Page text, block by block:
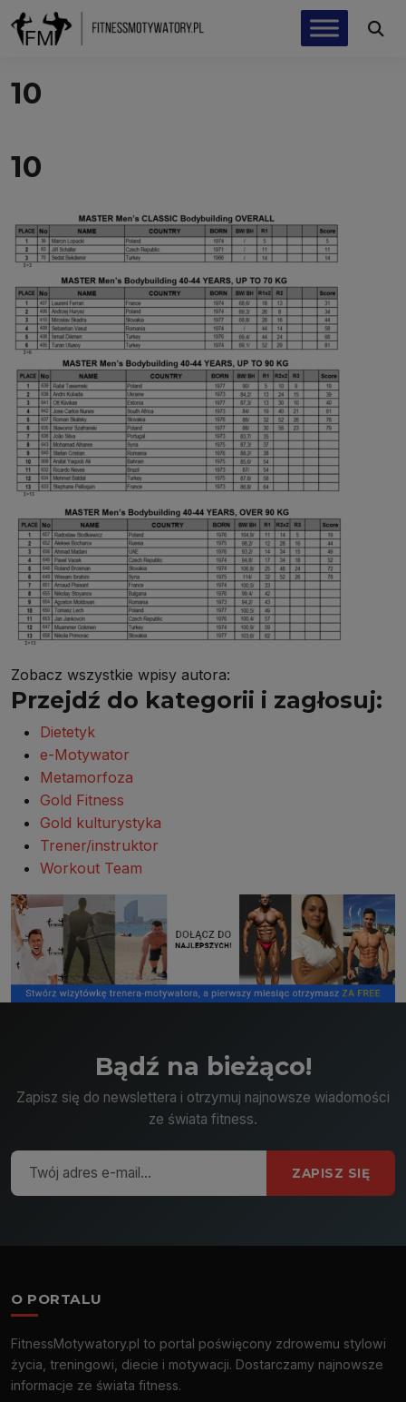
10
10
Zobacz wszystkie wpisy autora:
Przejdź do kategorii i zagłosuj:
Dietetyk
e-Motywator
Metamorfoza
Gold Fitness
Gold kulturystyka
Trener/instruktor
Workout Team
Bądź na bieżąco!
Zapisz się do newslettera i otrzymuj najnowsze wiadomości
ze świata fitness.
ZAPISZ SIĘ
O PORTALU
FitnessMotywatory.pl to portal poświęcony zdrowemu stylowi
życia, treningowi, diecie i motywacji. Dostarczamy najnowsze
informacje ze świata fitness.